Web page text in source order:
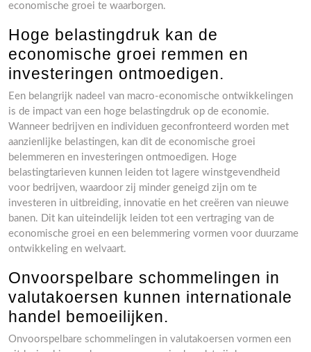
economische groei te waarborgen.
Hoge belastingdruk kan de
economische groei remmen en
investeringen ontmoedigen.
Een belangrijk nadeel van macro-economische ontwikkelingen
is de impact van een hoge belastingdruk op de economie.
Wanneer bedrijven en individuen geconfronteerd worden met
aanzienlijke belastingen, kan dit de economische groei
belemmeren en investeringen ontmoedigen. Hoge
belastingtarieven kunnen leiden tot lagere winstgevendheid
voor bedrijven, waardoor zij minder geneigd zijn om te
investeren in uitbreiding, innovatie en het creëren van nieuwe
banen. Dit kan uiteindelijk leiden tot een vertraging van de
economische groei en een belemmering vormen voor duurzame
ontwikkeling en welvaart.
Onvoorspelbare schommelingen in
valutakoersen kunnen internationale
handel bemoeilijken.
Onvoorspelbare schommelingen in valutakoersen vormen een